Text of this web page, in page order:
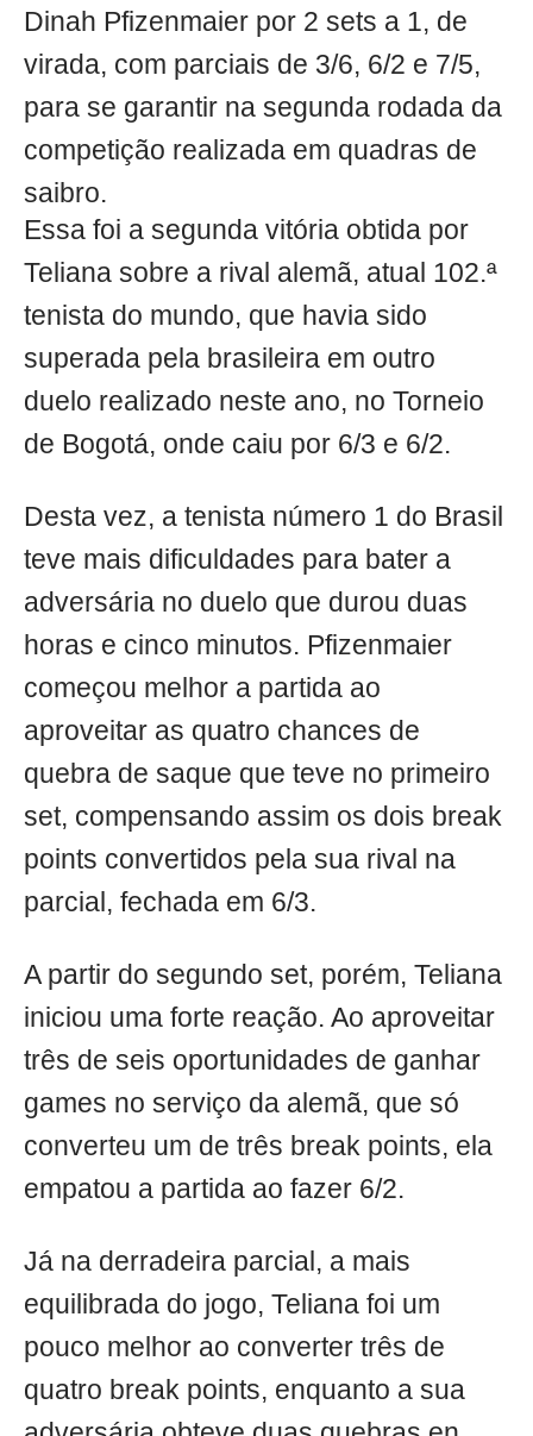
Dinah Pfizenmaier por 2 sets a 1, de
virada, com parciais de 3/6, 6/2 e 7/5,
para se garantir na segunda rodada da
competição realizada em quadras de
saibro.
Essa foi a segunda vitória obtida por
Teliana sobre a rival alemã, atual 102.ª
tenista do mundo, que havia sido
superada pela brasileira em outro
duelo realizado neste ano, no Torneio
de Bogotá, onde caiu por 6/3 e 6/2.
Desta vez, a tenista número 1 do Brasil
teve mais dificuldades para bater a
adversária no duelo que durou duas
horas e cinco minutos. Pfizenmaier
começou melhor a partida ao
aproveitar as quatro chances de
quebra de saque que teve no primeiro
set, compensando assim os dois break
points convertidos pela sua rival na
parcial, fechada em 6/3.
A partir do segundo set, porém, Teliana
iniciou uma forte reação. Ao aproveitar
três de seis oportunidades de ganhar
games no serviço da alemã, que só
converteu um de três break points, ela
empatou a partida ao fazer 6/2.
Já na derradeira parcial, a mais
equilibrada do jogo, Teliana foi um
pouco melhor ao converter três de
quatro break points, enquanto a sua